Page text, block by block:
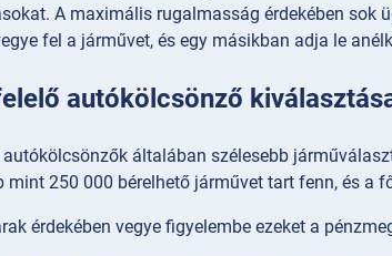
A maximális rugalmasság érdekében sok
fel a járművet, és egy másikban adja le
autókölcsönző
általában szélesebb
mint 250 000 bérelhető járművet tart fenn, és a
érdekében vegye figyelembe ezeket a